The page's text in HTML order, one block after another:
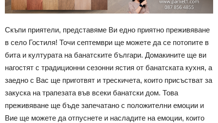
Скъпи приятели, представяме Ви едно приятно преживяване
в село Гостиля! Точи септември ще можете да се потопите в
бита и културата на банатските българи. Домакините ще ви
нагостят с традиционни сезонни ястия от банатската кухня, а
заедно с Вас ще приготвят и трескичета, които присъстват за
закуска на трапезата във всеки банатски дом. Това
преживяване ще бъде запечатано с положителни емоции и
Вие ще можете да отпуснете и насладите на емоции, които